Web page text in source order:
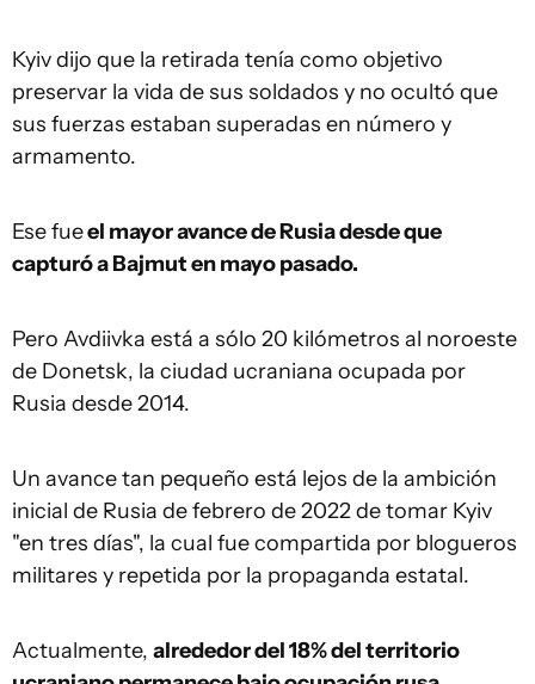
Kyiv dijo que la retirada tenía como objetivo
preservar la vida de sus soldados y no ocultó que
sus fuerzas estaban superadas en número y
armamento.
Ese fueel mayor avance de Rusia desde que
capturó a Bajmut en mayo pasado.
Pero Avdiivka está a sólo 20 kilómetros al noroeste
de Donetsk, la ciudad ucraniana ocupada por
Rusia desde 2014.
Un avance tan pequeño está lejos de la ambición
inicial de Rusia de febrero de 2022 de tomar Kyiv
"en tres días", la cual fue compartida por blogueros
militares y repetida por la propaganda estatal.
Actualmente, alrededor del 18% del territorio